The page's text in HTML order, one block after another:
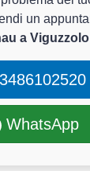
un
a Viguzzolo
3486102520
WhatsApp